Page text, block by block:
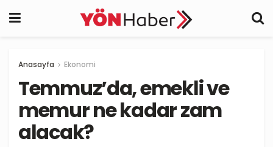
Anasayfa Ekonomi
Temmuz’da, emekli ve
memur ne kadar zam
alacak?